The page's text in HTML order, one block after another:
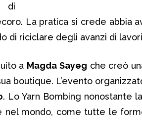
di
La pratica si crede abbia
di riciclare degli avanzi di
a Magda Sayeg che creò
boutique. L’evento
. Lo Yarn Bombing nonostante
nel mondo, come tutte le